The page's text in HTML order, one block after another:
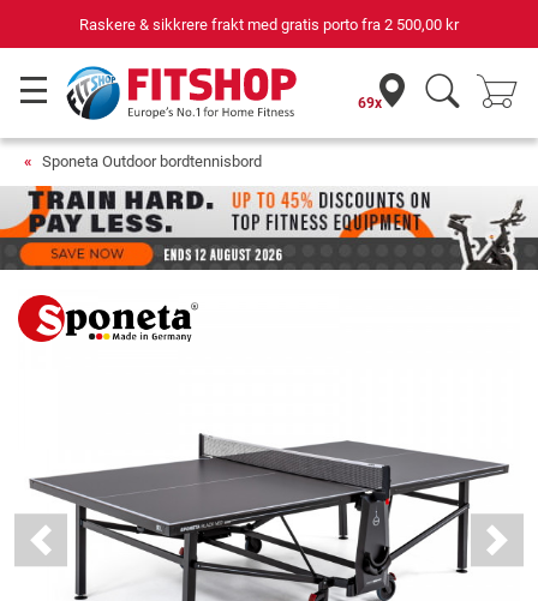
Raskere & sikkrere frakt med gratis porto fra 2 500,00 kr
69x
Sponeta Outdoor bordtennisbord
Previous Next